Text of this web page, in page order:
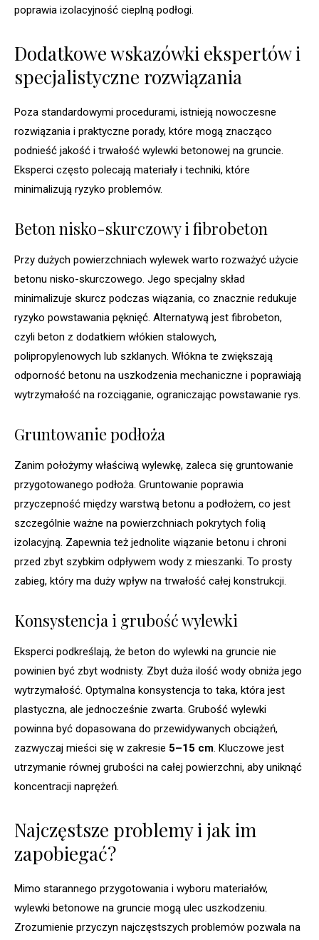
poprawia izolacyjność cieplną podłogi.
Dodatkowe wskazówki ekspertów i
specjalistyczne rozwiązania
Poza standardowymi procedurami, istnieją nowoczesne
rozwiązania i praktyczne porady, które mogą znacząco
podnieść jakość i trwałość wylewki betonowej na gruncie.
Eksperci często polecają materiały i techniki, które
minimalizują ryzyko problemów.
Beton nisko-skurczowy i fibrobeton
Przy dużych powierzchniach wylewek warto rozważyć użycie
betonu nisko-skurczowego. Jego specjalny skład
minimalizuje skurcz podczas wiązania, co znacznie redukuje
ryzyko powstawania pęknięć. Alternatywą jest fibrobeton,
czyli beton z dodatkiem włókien stalowych,
polipropylenowych lub szklanych. Włókna te zwiększają
odporność betonu na uszkodzenia mechaniczne i poprawiają
wytrzymałość na rozciąganie, ograniczając powstawanie rys.
Gruntowanie podłoża
Zanim położymy właściwą wylewkę, zaleca się gruntowanie
przygotowanego podłoża. Gruntowanie poprawia
przyczepność między warstwą betonu a podłożem, co jest
szczególnie ważne na powierzchniach pokrytych folią
izolacyjną. Zapewnia też jednolite wiązanie betonu i chroni
przed zbyt szybkim odpływem wody z mieszanki. To prosty
zabieg, który ma duży wpływ na trwałość całej konstrukcji.
Konsystencja i grubość wylewki
Eksperci podkreślają, że beton do wylewki na gruncie nie
powinien być zbyt wodnisty. Zbyt duża ilość wody obniża jego
wytrzymałość. Optymalna konsystencja to taka, która jest
plastyczna, ale jednocześnie zwarta. Grubość wylewki
powinna być dopasowana do przewidywanych obciążeń,
zazwyczaj mieści się w zakresie 5–15 cm. Kluczowe jest
utrzymanie równej grubości na całej powierzchni, aby uniknąć
koncentracji naprężeń.
Najczęstsze problemy i jak im
zapobiegać?
Mimo starannego przygotowania i wyboru materiałów,
wylewki betonowe na gruncie mogą ulec uszkodzeniu.
Zrozumienie przyczyn najczęstszych problemów pozwala na